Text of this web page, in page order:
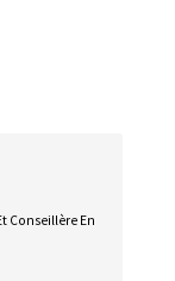
Conseillère En